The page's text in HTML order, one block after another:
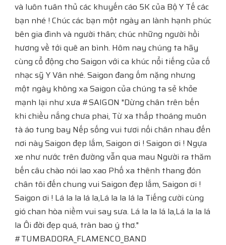
và luôn tuân thủ các khuyến cáo 5K của Bộ Y Tế các
bạn nhé ! Chúc các bạn một ngày an lành hạnh phúc
bên gia đình và người thân; chúc những người hồi
hương về tới quê an bình. Hôm nay chúng ta hãy
cùng cổ động cho Saigon với ca khúc nổi tiếng của cố
nhạc sỹ Y Vân nhé. Saigon đang ốm nặng nhưng
một ngày không xa Saigon của chúng ta sẻ khỏe
mạnh lại như xưa #SAIGON "Dừng chân trên bến
khi chiều nắng chưa phai, Từ xa thấp thoáng muôn
tà áo tung bay Nếp sống vui tươi nối chân nhau đến
nơi này Saigon đẹp lắm, Saigon ơi ! Saigon ơi ! Ngựa
xe như nước trên đường vẫn qua mau Người ra thăm
bến câu chào nói lao xao Phố xa thênh thang đón
chân tôi đến chung vui Saigon đẹp lắm, Saigon ơi !
Saigon ơi ! Lá la la lá la,Lá la la lá la Tiếng cười cùng
gió chan hòa niềm vui say sưa. Lá la la lá la,Lá la la lá
la Ôi đời đẹp quá, tràn bao ý thơ."
#TUMBADORA_FLAMENCO_BAND​​​​